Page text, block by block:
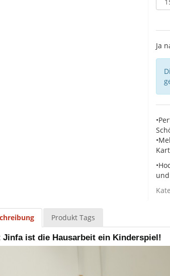
Ja
Produkt Tags
Jinfa ist die Hausarbeit ein Kinderspiel!